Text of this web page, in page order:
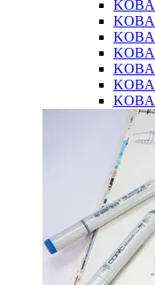
KOBA
KOBA
KOBA
KOBA
KOBA
KOBA
KOBA